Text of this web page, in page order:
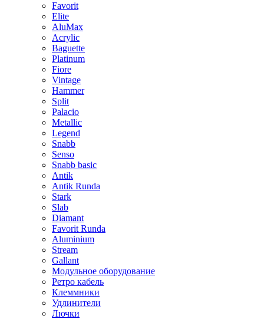
Favorit
Elite
AluMax
Acrylic
Baguette
Platinum
Fiore
Vintage
Hammer
Split
Palacio
Metallic
Legend
Snabb
Senso
Snabb basic
Antik
Antik Runda
Stark
Slab
Diamant
Favorit Runda
Aluminium
Stream
Gallant
Модульное оборудование
Ретро кабель
Клеммники
Удлинители
Лючки